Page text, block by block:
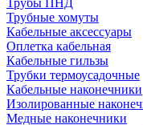
Трубы ПНД
Трубные хомуты
Кабельные аксессуары
Оплетка кабельная
Кабельные гильзы
Трубки термоусадочные
Кабельные наконечники
Изолированные
Медные наконечники